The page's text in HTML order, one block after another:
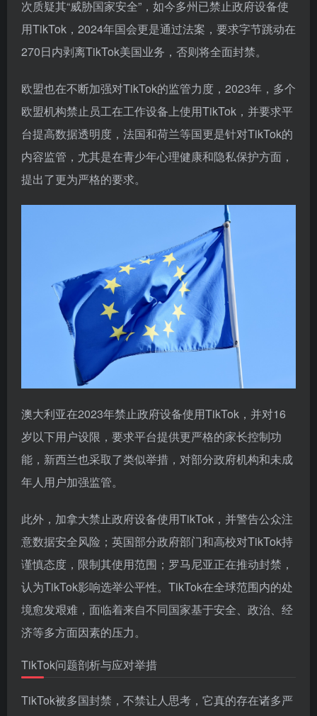
次质疑其“威胁国家安全”，如今多州已禁止政府设备使
用TikTok，2024年国会更是通过法案，要求字节跳动在
270日内剥离TikTok美国业务，否则将全面封禁。
欧盟也在不断加强对TikTok的监管力度，2023年，多个
欧盟机构禁止员工在工作设备上使用TikTok，并要求平
台提高数据透明度，法国和荷兰等国更是针对TikTok的
内容监管，尤其是在青少年心理健康和隐私保护方面，
提出了更为严格的要求。
澳大利亚在2023年禁止政府设备使用TikTok，并对16
岁以下用户设限，要求平台提供更严格的家长控制功
能，新西兰也采取了类似举措，对部分政府机构和未成
年人用户加强监管。
此外，加拿大禁止政府设备使用TikTok，并警告公众注
意数据安全风险；英国部分政府部门和高校对TikTok持
谨慎态度，限制其使用范围；罗马尼亚正在推动封禁，
认为TikTok影响选举公平性。TikTok在全球范围内的处
境愈发艰难，面临着来自不同国家基于安全、政治、经
济等多方面因素的压力。
TikTok问题剖析与应对举措
TikTok被多国封禁，不禁让人思考，它真的存在诸多严